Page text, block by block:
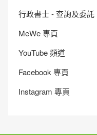
行政書士 - 查詢及委託
MeWe 專頁
YouTube 頻道
Facebook 專頁
Instagram 專頁